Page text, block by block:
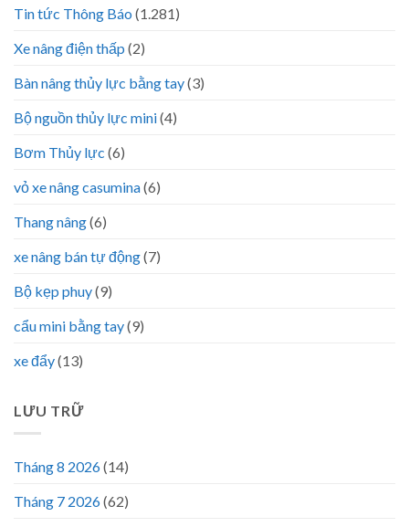
Tin tức Thông Báo (1.281)
Xe nâng điện thấp (2)
Bàn nâng thủy lực bằng tay(3)
Bộ nguồn thủy lực mini(4)
Bơm Thủy lực (6)
vỏ xe nâng casumina(6)
Thang nâng(6)
xe nâng bán tự động(7)
Bộ kẹp phuy(9)
cẩu mini bằng tay(9)
xe đẩy(13)
LƯU TRỮ
Tháng 8 2026(14)
Tháng 7 2026(62)